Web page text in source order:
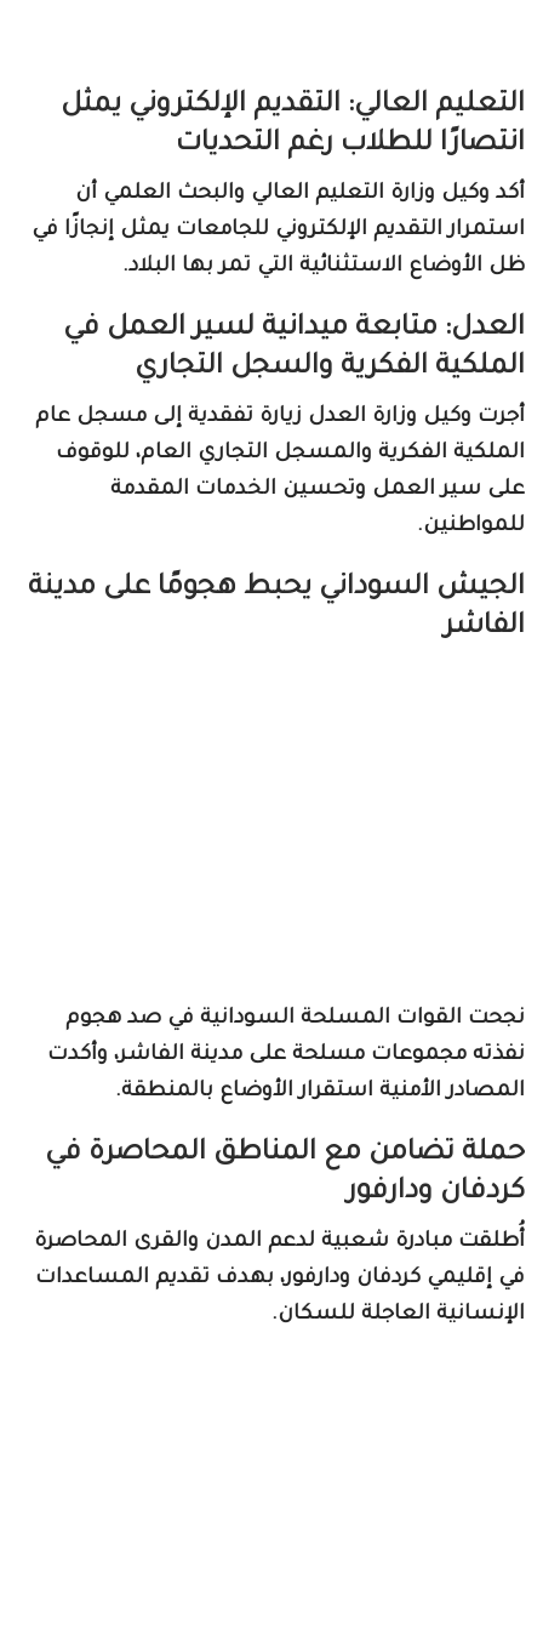
التعليم العالي: التقديم الإلكتروني يمثل
انتصارًا للطلاب رغم التحديات
أكد وكيل وزارة التعليم العالي والبحث العلمي أن
استمرار التقديم الإلكتروني للجامعات يمثل إنجازًا في
ظل الأوضاع الاستثنائية التي تمر بها البلاد.
العدل: متابعة ميدانية لسير العمل في
الملكية الفكرية والسجل التجاري
أجرت وكيل وزارة العدل زيارة تفقدية إلى مسجل عام
الملكية الفكرية والمسجل التجاري العام، للوقوف
على سير العمل وتحسين الخدمات المقدمة
للمواطنين.
الجيش السوداني يحبط هجومًا على مدينة
الفاشر
نجحت القوات المسلحة السودانية في صد هجوم
نفذته مجموعات مسلحة على مدينة الفاشر، وأكدت
المصادر الأمنية استقرار الأوضاع بالمنطقة.
حملة تضامن مع المناطق المحاصرة في
كردفان ودارفور
أُطلقت مبادرة شعبية لدعم المدن والقرى المحاصرة
في إقليمي كردفان ودارفور، بهدف تقديم المساعدات
الإنسانية العاجلة للسكان.